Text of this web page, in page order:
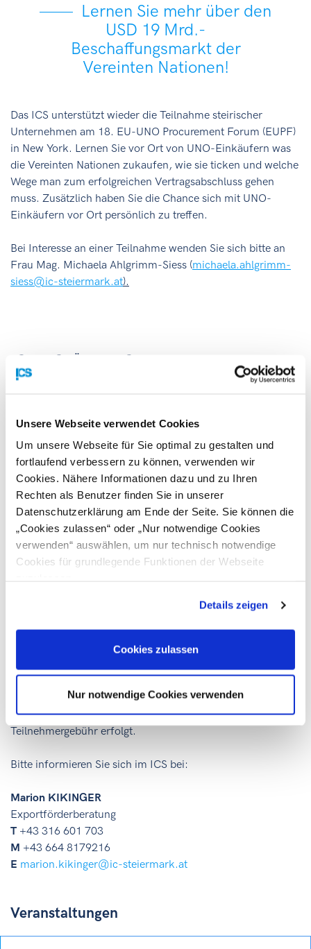
Unsere Webseite verwendet Cookies
Um unsere Webseite für Sie optimal zu gestalten und
fortlaufend verbessern zu können, verwenden wir
Cookies. Nähere Informationen dazu und zu Ihren
Rechten als Benutzer finden Sie in unserer
Datenschutzerklärung am Ende der Seite. Sie können die
„Cookies zulassen“ oder „Nur notwendige Cookies
verwenden“ auswählen, um nur technisch notwendige
Cookies für grundlegende Funktionen der Webseite
Details zeigen
Cookies zulassen
Nur notwendige Cookies verwenden
Lernen Sie mehr über den
USD 19 Mrd.-
Beschaffungsmarkt der
Vereinten Nationen!
Das ICS unterstützt wieder die Teilnahme steirischer
Unternehmen am 18. EU-UNO Procurement Forum (EUPF)
in New York. Lernen Sie vor Ort von UNO-Einkäufern was
die Vereinten Nationen zukaufen, wie sie ticken und welche
Wege man zum erfolgreichen Vertragsabschluss gehen
muss. Zusätzlich haben Sie die Chance sich mit UNO-
Einkäufern vor Ort persönlich zu treffen.
Bei Interesse an einer Teilnahme wenden Sie sich bitte an
Frau Mag. Michaela Ahlgrimm-Siess (michaela.ahlgrimm-
siess@ic-steiermark.at).
ACHTUNG FÖRDERUNG!
Messeauftritt“ der SFG einreichen. Diese Förderung
umfasst max. 50% der anrechenbaren Kosten
(Teilnehmergebühr, Reise, Hotel, Marketingkosten für den
Kongress).
Zielgruppe:
kleinste, kleine und mittlere Unternehmen
industriell-gewerbliche Produktionsbetriebe
Handelsbetriebe mit steirischen Produkten im
Architekturbüros und IngenieurskonsulentInnen
Bitte beachten Sie, dass der
vor Anmeldung zum EUPF– Kongresserfolgen muss, da
unmittelbar nach Anmeldung die Zahlung der
Teilnehmergebühr erfolgt.
Bitte informieren Sie sich im ICS bei:
Marion KIKINGER
Exportförderberatung
T +43 316 601 703
M +43 664 8179216
E marion.kikinger@ic-steiermark.at
Veranstaltungen